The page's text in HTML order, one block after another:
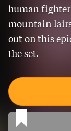
human fighter
mountain
out on this
the set.